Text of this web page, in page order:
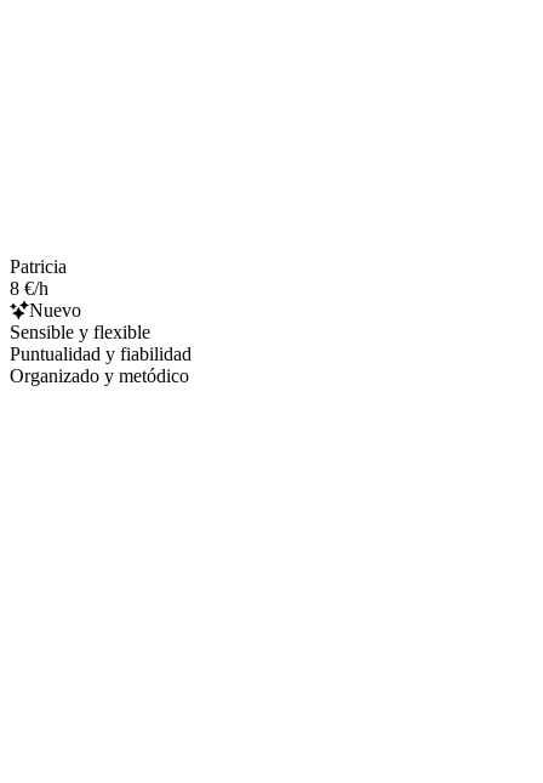
Patricia
8 €/h
Nuevo
Sensible y flexible
Puntualidad y fiabilidad
Organizado y metódico